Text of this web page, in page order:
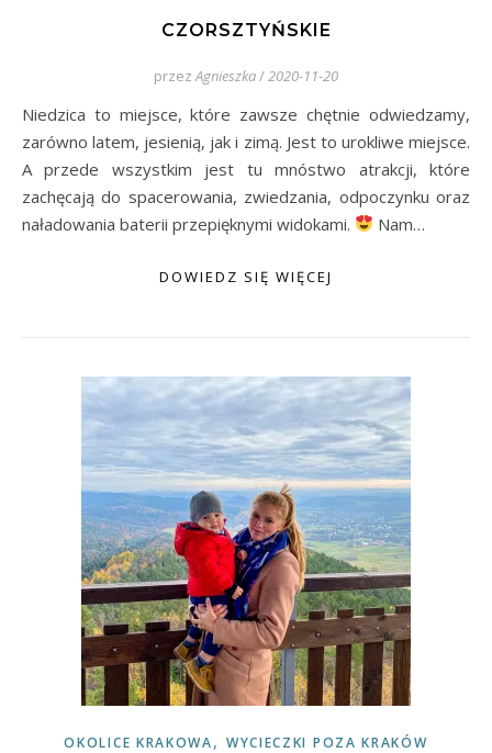
CZORSZTYŃSKIE
przez Agnieszka/2020-11-20
Niedzica to miejsce, które zawsze chętnie odwiedzamy,
zarówno latem, jesienią, jak i zimą. Jest to urokliwe miejsce.
A przede wszystkim jest tu mnóstwo atrakcji, które
zachęcają do spacerowania, zwiedzania, odpoczynku oraz
naładowania baterii przepięknymi widokami.
Nam…
DOWIEDZ SIĘ WIĘCEJ
OKOLICE KRAKOWA, WYCIECZKI POZA KRAKÓW